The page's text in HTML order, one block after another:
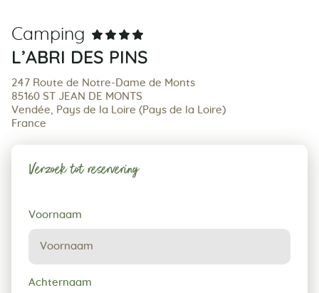
Camping
L’ABRI DES PINS
247 Route de Notre-Dame de Monts
85160 ST JEAN DE MONTS
Vendée, Pays de la Loire (Pays de la Loire)
France
Verzoek tot reservering
Verzoek
tot
reservering
Voornaam
Achternaam